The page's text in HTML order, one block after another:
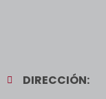
DIRECCIÓN: